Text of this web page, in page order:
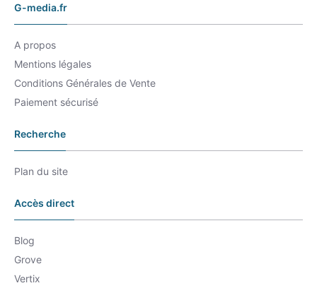
G-media.fr
A propos
Mentions légales
Conditions Générales de Vente
Paiement sécurisé
Recherche
Plan du site
Accès direct
Blog
Grove
Vertix